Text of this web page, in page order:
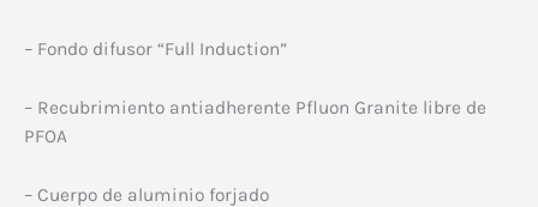
– Fondo difusor “Full Induction”
– Recubrimiento antiadherente Pfluon Granite libre de
PFOA
– Cuerpo de aluminio forjado